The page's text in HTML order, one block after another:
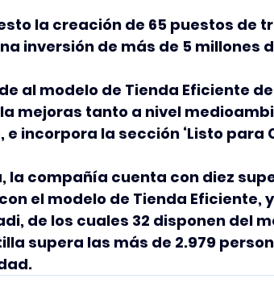
la creación de 65 puestos de
inversión de más de 5 millones
al modelo de Tienda Eficiente
mejoras tanto a nivel
incorpora la sección ‘Listo para
la compañía cuenta con diez
el modelo de Tienda Eficiente,
de los cuales 32 disponen del
supera las más de 2.979